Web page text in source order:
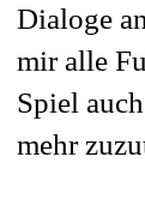
Dialoge
mir alle
Spiel
mehr